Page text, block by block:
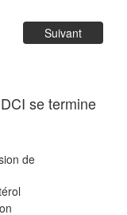
Suivant
se termine
de